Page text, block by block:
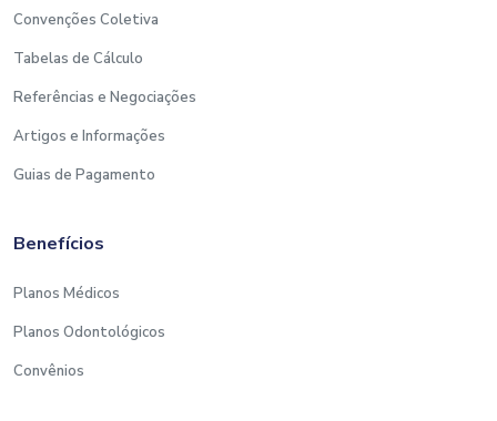
Convenções Coletiva
Tabelas de Cálculo
Referências e Negociações
Artigos e Informações
Guias de Pagamento
Benefícios
Planos Médicos
Planos Odontológicos
Convênios